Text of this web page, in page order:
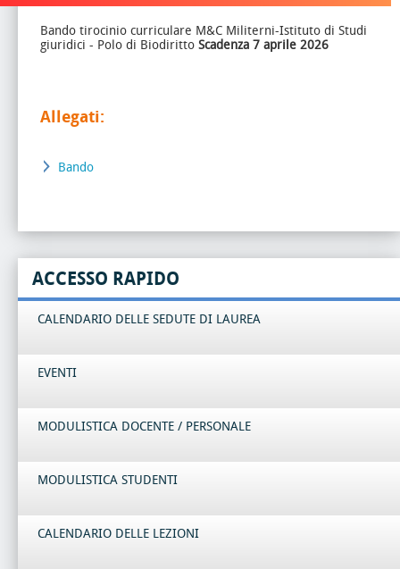
Bando tirocinio curriculare M&C Militerni-Istituto di Studi
giuridici - Polo di Biodiritto Scadenza 7 aprile 2026
Allegati:
Bando
ACCESSO RAPIDO
CALENDARIO DELLE SEDUTE DI LAUREA
EVENTI
MODULISTICA DOCENTE / PERSONALE
MODULISTICA STUDENTI
CALENDARIO DELLE LEZIONI